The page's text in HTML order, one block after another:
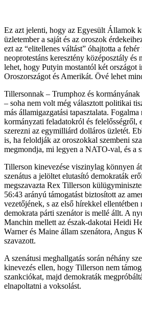
Ez azt jelenti, hogy az Egyesült Államok
üzletember a saját és az oroszok
ezt az “elitellenes váltást” óhajtotta a
neoprotestáns keresztény középosztály és
lehet, hogy Putyin mostantól két országot
Oroszországot és Amerikát. Övé lehet
Tillersonnak – Trumphoz és kormányának
– soha nem volt még választott politikai
más államigazgatási tapasztalata.
kormányzati feladatokról és felelősségről,
szerezni az egymilliárd dolláros üzletét.
is, ha feloldják az oroszokkal szembeni
megmondja, mi legyen a NATO-val, és a
Tillerson kinevezése viszinylag könnyen
szenátus a jelöltet elutasító demokraták
megszavazta Rex Tillerson
56:43 arányú támogatást biztosított az
vezetőjének, s az első hírekkel ellentétben
demokrata párti szenátor is mellé állt. A
Manchin mellett az észak-dakotai Heidi
Warner és Maine állam szenátora, Angus
szavazott.
A szenátusi meghallgatás során néhány
kinevezés ellen, hogy Tillerson nem
szankciókat, majd demokraták
elnapoltatni a voksolást.